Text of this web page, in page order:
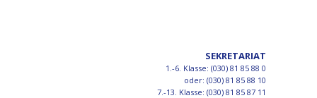
SEKRETARIAT
1.-6. Klasse: (030) 81 85 88 0
oder: (030) 81 85 88 10
7.-13. Klasse: (030) 81 85 87 11